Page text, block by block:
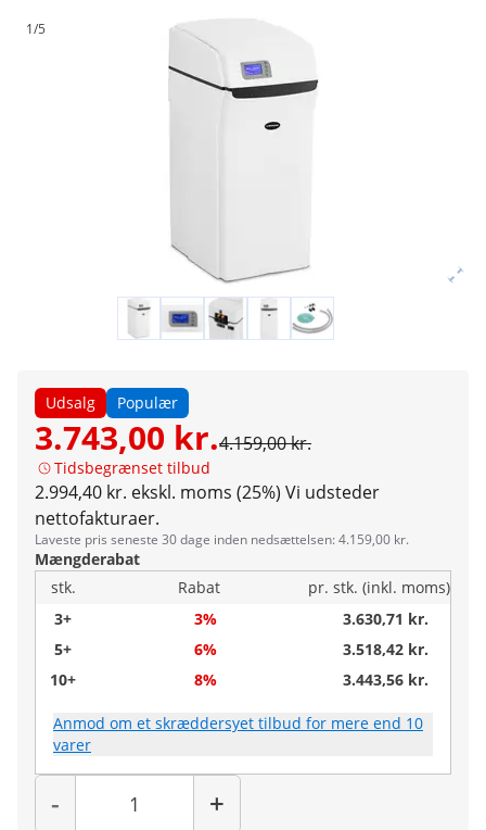
1/5
Udsalg Populær
3.743,00 kr.4.159,00 kr.
Tidsbegrænset tilbud
2.994,40 kr. ekskl. moms (25%) Vi udsteder
nettofakturaer.
Laveste pris seneste 30 dage inden nedsættelsen: 4.159,00 kr.
Mængderabat
stk.
Rabat
pr. stk. (inkl. moms)
3+
3%
3.630,71 kr.
5+
6%
3.518,42 kr.
10+
8% 3.443,56 kr.
Anmod om et skræddersyet tilbud for mere end 10
varer
-
Antal
+